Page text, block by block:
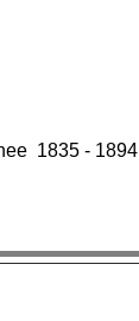
1835 - 1894